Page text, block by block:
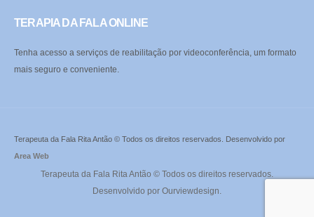
TERAPIA DA FALA ONLINE
Tenha acesso a serviços de reabilitação por videoconferência, um formato
mais seguro e conveniente.
Terapeuta da Fala Rita Antão © Todos os direitos reservados. Desenvolvido por
Area Web
Terapeuta da Fala Rita Antão © Todos os direitos reservados.
Desenvolvido por Ourviewdesign.